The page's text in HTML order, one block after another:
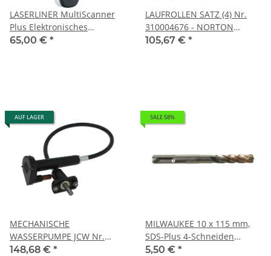
LASERLINER MultiScanner
Plus Elektronisches
Ortungsgerät
65,00 € *
LAUFROLLEN SATZ (4) Nr.
310004676 - NORTON
CLIPPER Ersatzteile
105,67 € *
AUF LAGER
MECHANISCHE
WASSERPUMPE JCW Nr.
310004237 - NORTON
148,68 € *
SALE 58%
MILWAUKEE 10 x 115 mm,
SDS-Plus 4-Schneiden
Hammerbohrer MX4 SDS-
5,50 € *